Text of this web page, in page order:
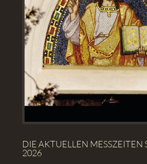
DIE AKTUELLEN MESSZEITEN
2026